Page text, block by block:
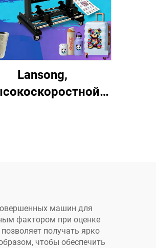
Lansong,
машин для
фактором при оценке
получать ярко
чтобы обеспечить